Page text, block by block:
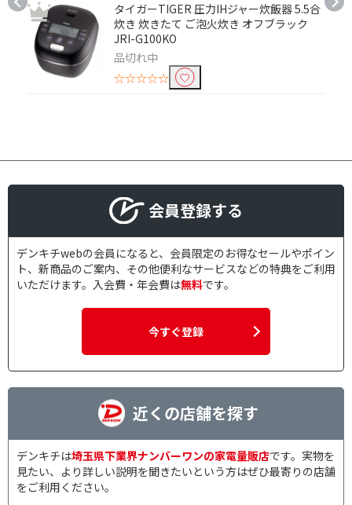
タイガーTIGER 圧力IHジャー炊飯器 5.5合
炊き 炊きたて ご泡火炊き オフブラック
JRI-G100KO
品切れ中
☆☆☆☆☆
会員登録する
デンキチwebの会員になると、会員限定のお得なセールやポイン
ト、新商品のご案内、その他便利なサービスなどの特典をご利用
いただけます。入会費・年会費は無料です。
今すぐ登録
近くの店舗を探す
デンキチは埼玉県下業界ナンバーワンの家電量販店です。実物を
見たい、より詳しい説明を聞きたいという方はぜひ最寄りの店舗
をご利用ください。